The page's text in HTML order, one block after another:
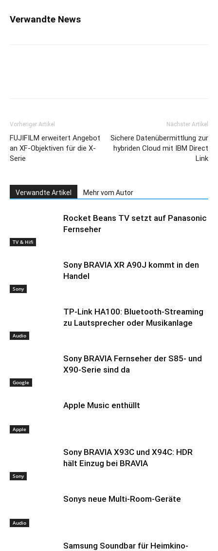
Verwandte News
Vorheriger Artikel
FUJIFILM erweitert Angebot
an XF-Objektiven für die X-
Serie
Nächster Artikel
Sichere Datenübermittlung zur
hybriden Cloud mit IBM Direct
Link
Verwandte Artikel Mehr vom Autor
TV & Hifi
Rocket Beans TV setzt auf Panasonic
Fernseher
Sony
Sony BRAVIA XR A90J kommt in den
Handel
Audio
TP-Link HA100: Bluetooth-Streaming
zu Lautsprecher oder Musikanlage
Google
Sony BRAVIA Fernseher der S85- und
X90-Serie sind da
Apple
Apple Music enthüllt
Sony
Sony BRAVIA X93C und X94C: HDR
hält Einzug bei BRAVIA
Audio
Sonys neue Multi-Room-Geräte
Samsung Soundbar für Heimkino-